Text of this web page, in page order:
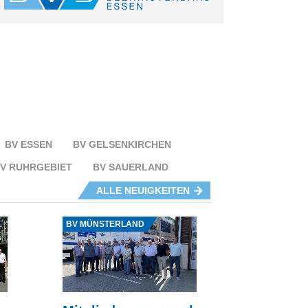
BV ESSEN BV GELSENKIRCHEN
RUHRGEBIET BV SAUERLAND
ALLE NEUIGKEITEN
BV MÜNSTERLAND
Quelle: Hermann Wansing